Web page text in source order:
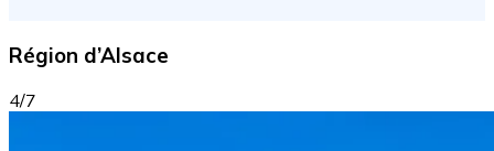
Région d’Alsace
4/7